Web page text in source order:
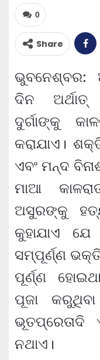
0
Share
ଭୁବନେଶ୍ବର:
ଦିନ ଅର୍ଥାତ୍
ଦୁର୍ଗାଙ୍କୁ
କରାଯାଏ।
ଏବଂ ମନ୍ଦ
ମାଆ
ଅସୁରଙ୍କୁ
କୁହାଯାଏ
ସମ୍ପୂର୍ଣ୍ଣ
ପୂର୍ଣ୍ଣ
ପୂଜା
ନଥାଏ।